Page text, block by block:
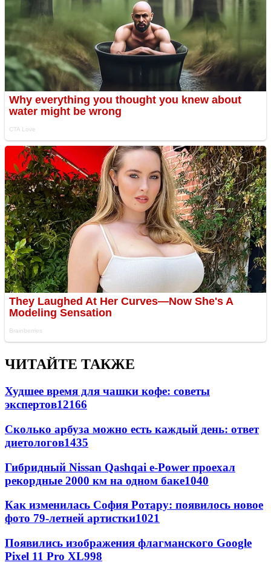
ЧИТАЙТЕ ТАКЖЕ
Худшее время для чашки кофе: советы
экспертов12166
Сколько арбуза можно есть каждый день: ответ
диетологов1435
Гибридный Nissan Qashqai e-Power проехал
рекордные 2000 км на одном баке1040
Как изменилась София Ротару: появилось новое
фото 79-летней артистки1021
Появились изображения флагманского Google
Pixel 11 Pro XL998